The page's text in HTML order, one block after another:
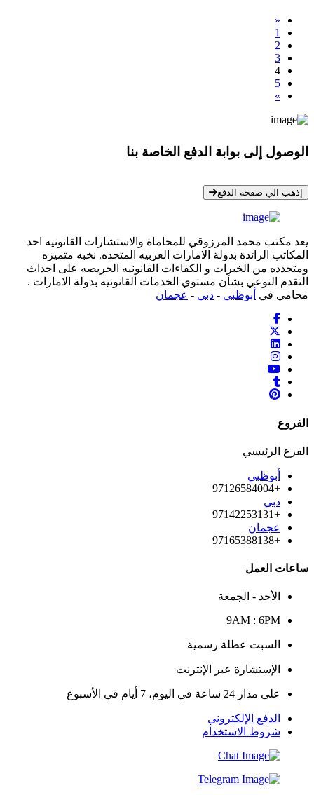
«
1
2
3
4
5
»
الوصول إلى بوابة الدفع الخاصة بنا
إذهب الي صفحة الدفع
يعد مكتب محمد المرزوقي للمحاماة والاستشارات القانونيه احد
المكاتب الرائدة بدولة الامارات العربيه المتحده. نخبه متميزه
ومتجدده من الخبرات و الكفاءات القانونيه الحريصه على احداث
التقدم النوعي بشأن مستوي الخدمات القانونيه بدولة الامارات .
محامي في أبوظبي - دبي - عجمان
الفروع
الفرع الرئيسي
أبوظبي
+97126584004
دبي
+97142253131
عجمان
+97165388138
ساعات العمل
الأحد - الجمعة
9AM : 6PM
السبت عطلة رسمية
الإستشارة عبر الإنترنت
على مدار 24 ساعة في اليوم، 7 أيام في الأسبوع
الدفع الإلكتروني
شروط الاستخدام